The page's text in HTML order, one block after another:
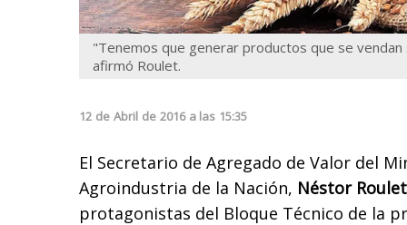
"Tenemos que generar productos que se
afirmó Roulet.
12 de Abril de 2016 a las 15:35
El Secretario de Agregado de Valor del
Agroindustria de la Nación, Néstor Roulet
protagonistas del Bloque Técnico de la